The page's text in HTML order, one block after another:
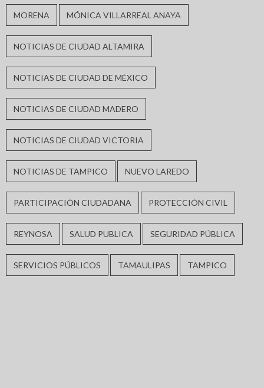
MORENA MÓNICA VILLARREAL ANAYA
NOTICIAS DE CIUDAD ALTAMIRA
NOTICIAS DE CIUDAD DE MÉXICO
NOTICIAS DE CIUDAD MADERO
NOTICIAS DE CIUDAD VICTORIA
NOTICIAS DE TAMPICO NUEVO LAREDO
PARTICIPACIÓN CIUDADANA PROTECCIÓN CIVIL
REYNOSA SALUD PUBLICA SEGURIDAD PÚBLICA
SERVICIOS PÚBLICOS TAMAULIPAS TAMPICO